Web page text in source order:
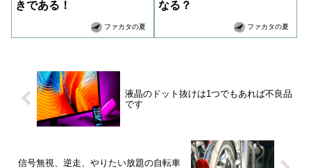
きである！
ファカタの夏
なる？
ファカタの夏
液晶のドット抜けは1つでもあれば不良品
です
信号無視、逆走、やりたい放題の自転車